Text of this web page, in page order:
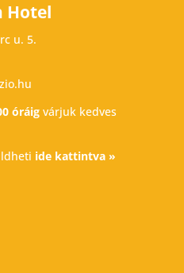
Hotel
u. 5.
óráigvárjuk kedves
ide kattintva »